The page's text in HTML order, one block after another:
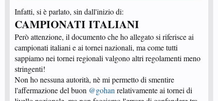
Infatti, si è parlato, sin dall'inizio di:
CAMPIONATI ITALIANI
Però attenzione, il documento che ho allegato si riferisce ai
campionati italiani e ai tornei nazionali, ma come tutti
sappiamo nei tornei regionali valgono altri regolamenti meno
stringenti!
Non ho nessuna autorità, nè mi permetto di smentire
l'affermazione del buon @gohan relativamente ai tornei di